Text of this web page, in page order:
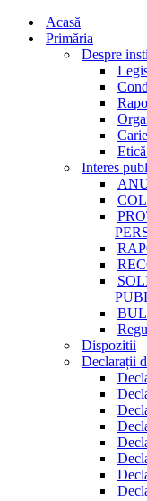
Acasă
Primăria
Despre
Interes
Dispozitii
Declarații